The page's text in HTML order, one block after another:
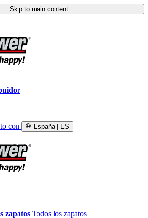
Skip to main content
con España | ES
zapatos Todos los zapatos